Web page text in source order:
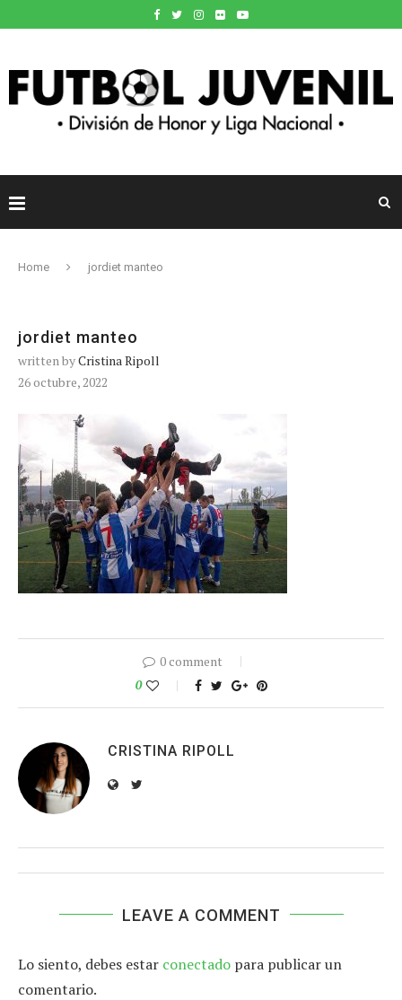
Home jordiet manteo
jordiet manteo
written byCristina Ripoll
26 octubre, 2022
0 comment
0
CRISTINA RIPOLL
LEAVE A COMMENT
Lo siento, debes estar conectado para publicar un
comentario.